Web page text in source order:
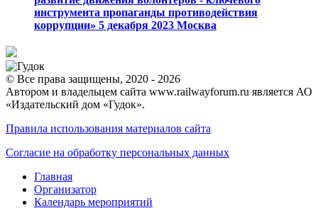
инструмента пропаганды противодействия
коррупции» 5 декабря 2023 Москва
© Все права защищены, 2020 - 2026
Автором и владельцем сайта www.railwayforum.ru является АО
«Издательский дом «Гудок».
Правила использования материалов сайта
Согласие на обработку персональных данных
Главная
Организатор
Календарь мероприятий